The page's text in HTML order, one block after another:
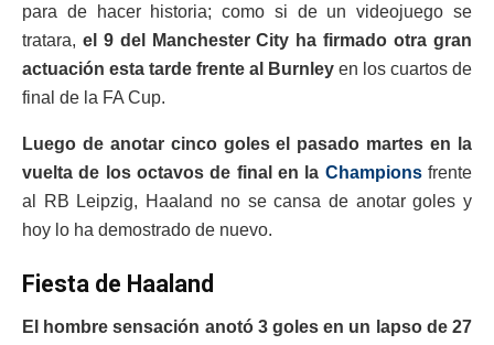
para de hacer historia; como si de un videojuego se
tratara, el 9 del Manchester City ha firmado otra gran
actuación esta tarde frente al Burnley en los cuartos de
final de la FA Cup.
Luego de anotar cinco goles el pasado martes en la
vuelta de los octavos de final en la Championsfrente
al RB Leipzig, Haaland no se cansa de anotar goles y
hoy lo ha demostrado de nuevo.
Fiesta de Haaland
El hombre sensación anotó 3 goles en un lapso de 27